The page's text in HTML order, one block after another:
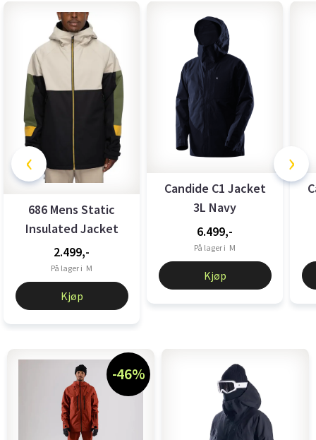
686 Mens Static
Insulated Jacket
Putty Clrblk
2.499,-
På lager i M
Kjøp
Candide C1 Jacket
3L Navy
6.499,-
På lager i M
Kjøp
‹ ›
-46%